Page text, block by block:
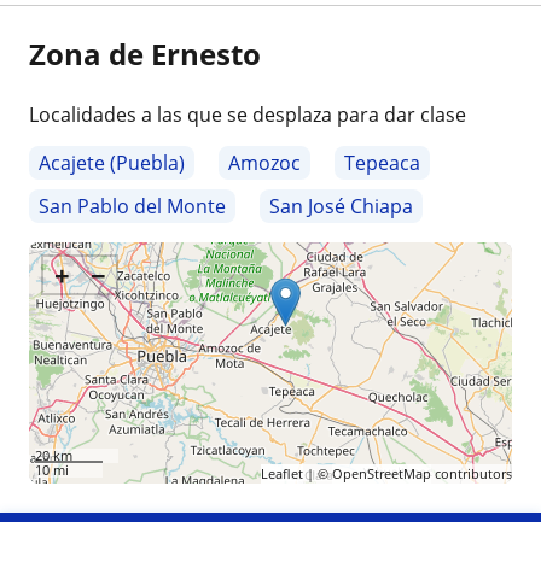
Zona de Ernesto
Localidades a las que se desplaza para dar clase
Acajete (Puebla)
Amozoc
Tepeaca
San Pablo del Monte
San José Chiapa
+ −
20 km
10 mi
Leaflet| ©OpenStreetMapcontributors